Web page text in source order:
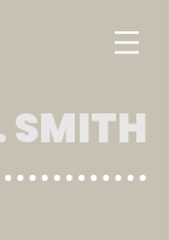
SMITH